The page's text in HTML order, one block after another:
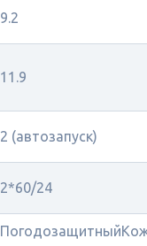
9.2
11.9
2 (автозапуск)
2*60/24